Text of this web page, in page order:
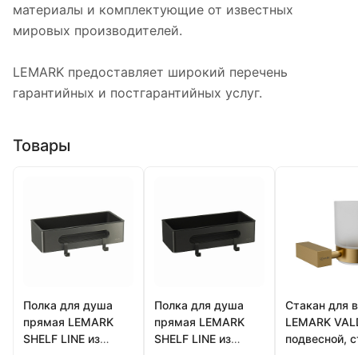
материалы и комплектующие от известных
мировых производителей.
LEMARK предоставляет широкий перечень
гарантийных и постгарантийных услуг.
Товары
Полка для душа
прямая LEMARK
SHELF LINE из
Полка для душа
прямая LEMARK
SHELF LINE из
Стакан для
LEMARK
подвесной,